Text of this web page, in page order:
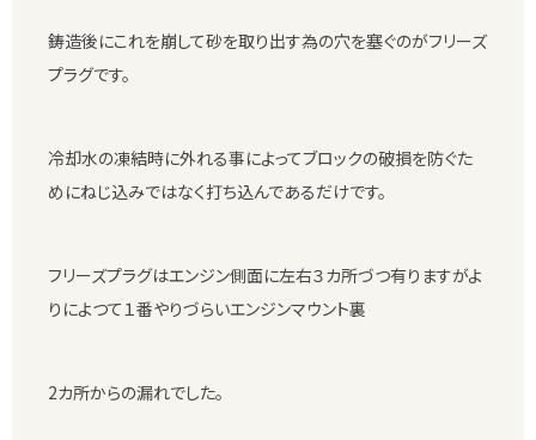
鋳造後にこれを崩して砂を取り出す為の穴を塞ぐのがフリーズ
プラグです。
冷却水の凍結時に外れる事によってブロックの破損を防ぐた
めにねじ込みではなく打ち込んであるだけです。
フリーズプラグはエンジン側面に左右３カ所づつ有りますがよ
りによつて１番やりづらいエンジンマウント裏
2カ所からの漏れでした。